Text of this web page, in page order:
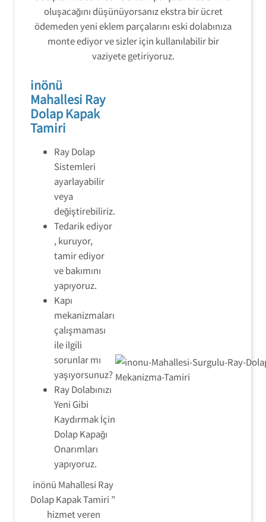
oluşacağını düşünüyorsanız ekstra bir ücret
ödemeden yeni eklem parçalarını eski dolabınıza
monte ediyor ve sizler için kullanılabilir bir
vaziyete getiriyoruz.
inönü
Mahallesi Ray
Dolap Kapak
Tamiri
Ray Dolap
Sistemleri
ayarlayabilir
veya
değiştirebiliriz.
Tedarik ediyor
, kuruyor,
tamir ediyor
ve bakımını
yapıyoruz.
Kapı
mekanizmaları
çalışmaması
ile ilgili
sorunlar mı
yaşıyorsunuz?
Ray Dolabınızı
Yeni Gibi
Kaydırmak İçin
Dolap Kapağı
Onarımları
yapıyoruz.
inönü Mahallesi Ray
Dolap Kapak Tamiri ”
hizmet veren